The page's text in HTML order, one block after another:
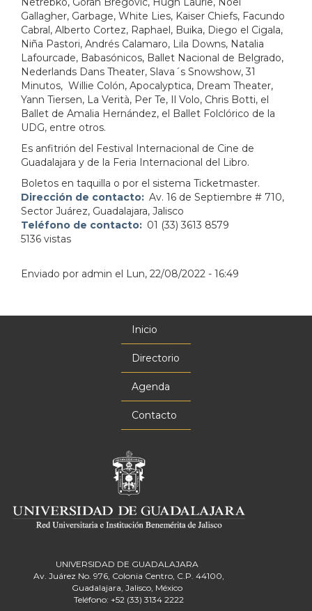
Gallagher, Garbage, White Lies, Kaiser Chiefs, Facundo
Cabral, Alberto Cortez, Raphael, Buika, Diego el Cigala,
Niña Pastori, Andrés Calamaro, Lila Downs, Natalia
Lafourcade, Babasónicos, Ballet Nacional de Belgrado,
Nederlands Dans Theater, Slava´s Snowshow, 31
Minutos, Willie Colón, Apocalyptica, Dream Theater,
Yann Tiersen, La Verità, Per Te, Il Volo, Chris Botti, el
Ballet de Amalia Hernández, el Ballet Folclórico de la
UDG, entre otros.
Es anfitrión del Festival Internacional de Cine de
Guadalajara y de la Feria Internacional del Libro.
Boletos en taquilla o por el sistema Ticketmaster.
Dirección de contacto
Av. 16 de Septiembre # 710,
Sector Juárez, Guadalajara, Jalisco
Teléfono de contacto
01 (33) 3613 8579
5136 vistas
Enviado por admin el Lun, 22/08/2022 - 16:49
Inicio
Directorio
Agenda
Contacto
UNIVERSIDAD DE GUADALAJARA
Av. Juárez No. 976, Colonia Centro, C.P. 44100,
Guadalajara, Jalisco, México
Teléfono: +52 (33) 3134 2222